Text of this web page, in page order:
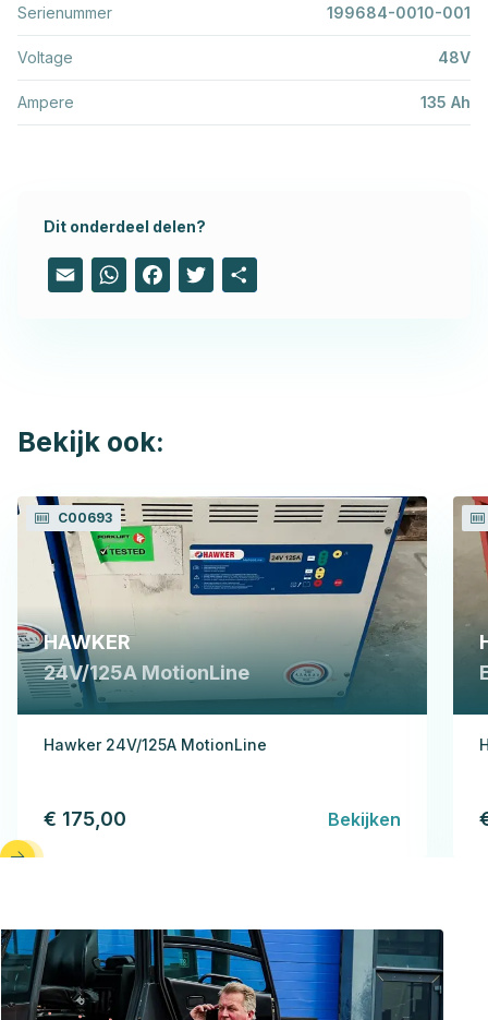
Serienummer 199684-0010-001
Voltage 48V
Ampere 135 Ah
Dit onderdeel delen?
Email WhatsAppFacebook
Twitter
Bekijk ook:
C00693
HAWKER
24V/125A MotionLine
Hawker 24V/125A MotionLine
€ 175,00 Bekijken